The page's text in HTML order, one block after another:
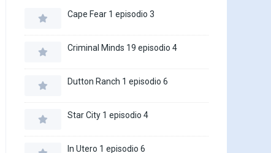
Cape Fear 1 episodio 3
Criminal Minds 19 episodio 4
Dutton Ranch 1 episodio 6
Star City 1 episodio 4
In Utero 1 episodio 6